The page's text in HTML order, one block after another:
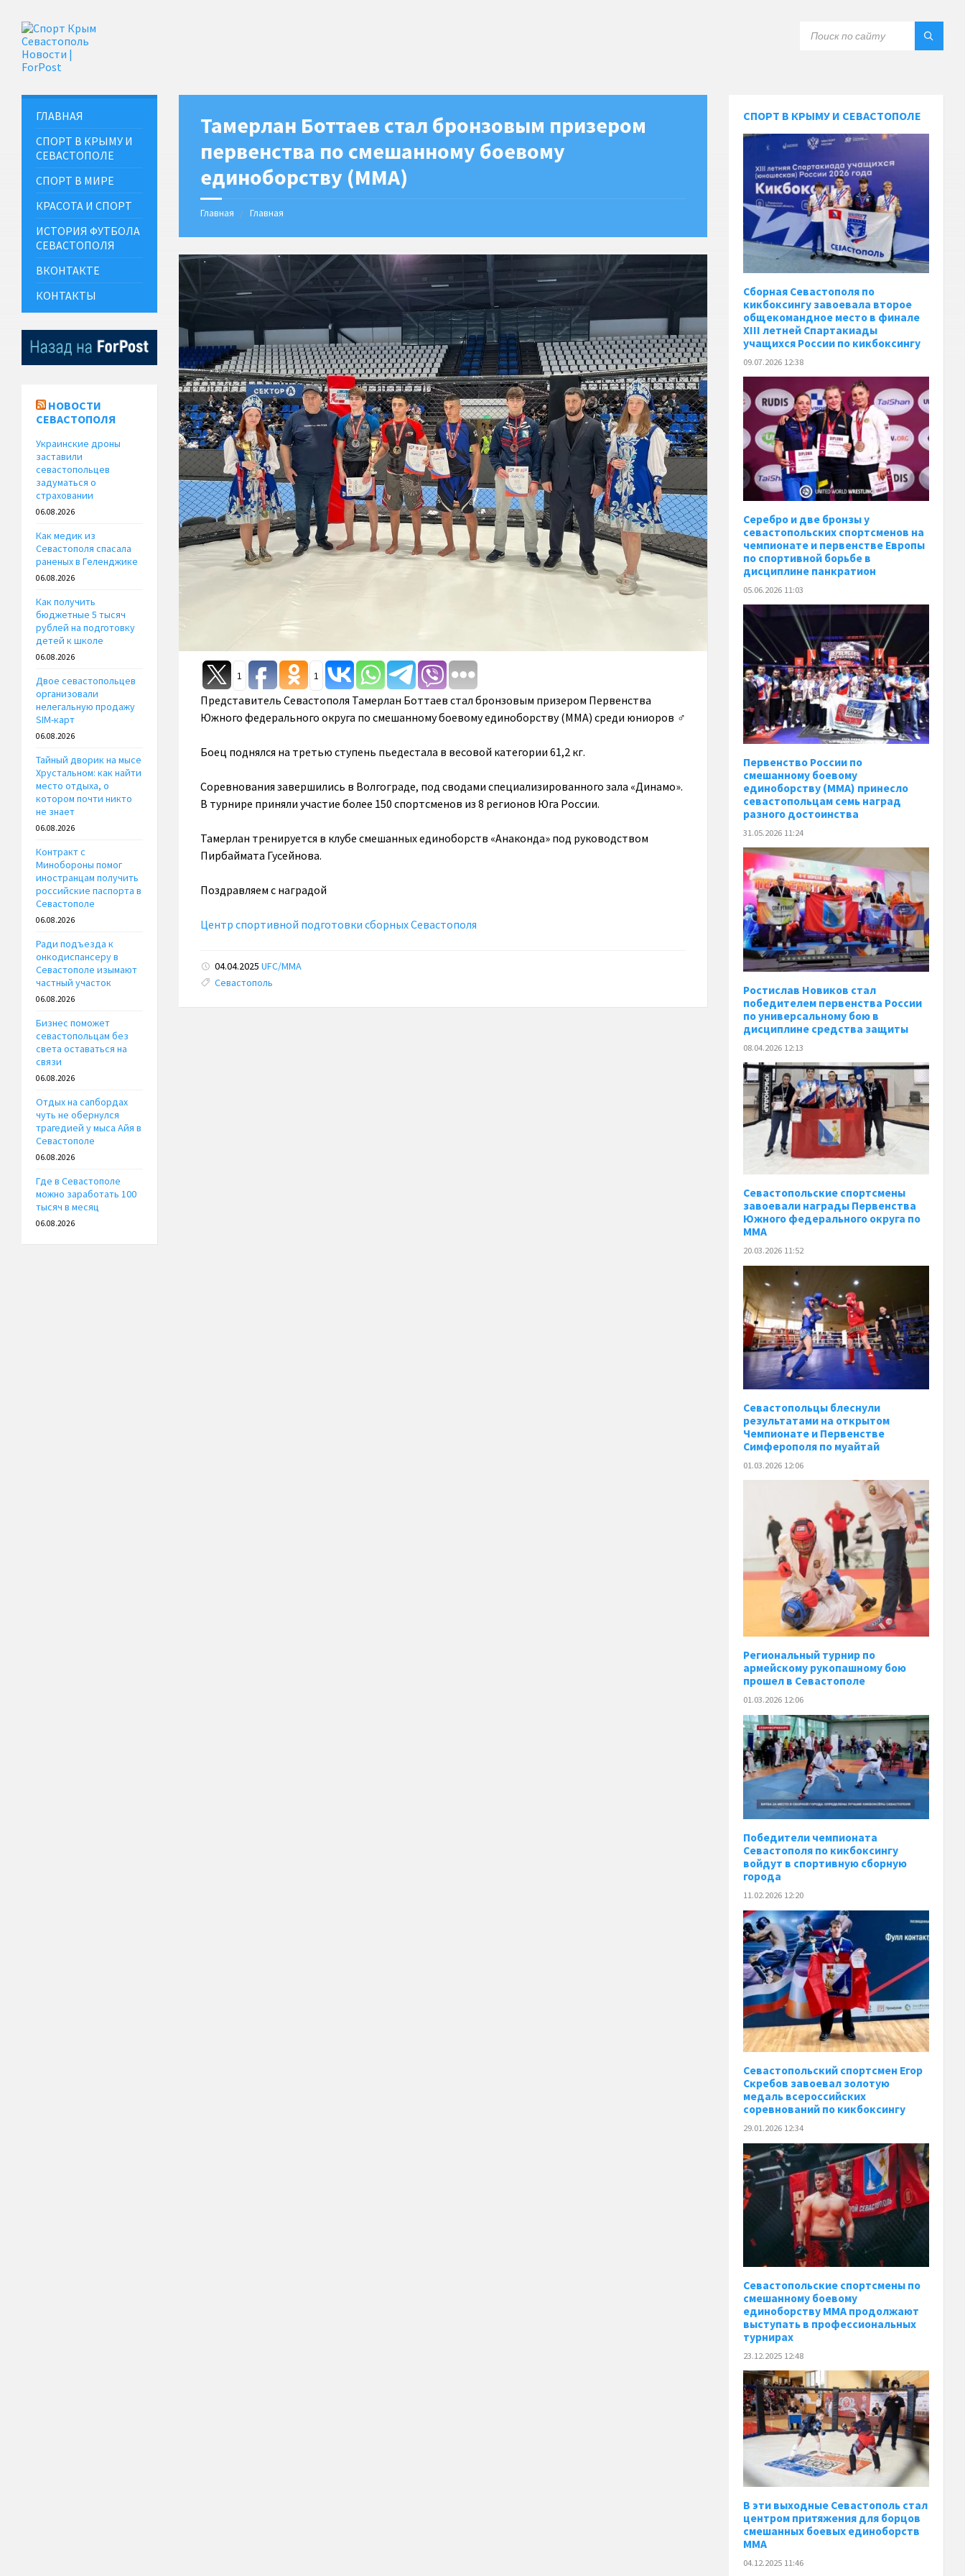
Тамерлан Боттаев стал бронзовым призером
первенства по смешанному боевому
единоборству (ММА)
Главная Главная
1 1
Представитель Севастополя Тамерлан Боттаев стал бронзовым призером Первенства
Южного федерального округа по смешанному боевому единоборству (ММА) среди юниоров ‍♂
Боец поднялся на третью ступень пьедестала в весовой категории 61,2 кг.
Соревнования завершились в Волгограде, под сводами специализированного зала «Динамо».
В турнире приняли участие более 150 спортсменов из 8 регионов Юга России.
Тамерлан тренируется в клубе смешанных единоборств «Анаконда» под руководством
Пирбаймата Гусейнова.
Поздравляем с наградой
Центр спортивной подготовки сборных Севастополя
04.04.2025 UFC/ММА
Tags:
Севастополь
ГЛАВНАЯ
СПОРТ В КРЫМУ И
СЕВАСТОПОЛЕ
СПОРТ В МИРЕ
КРАСОТА И СПОРТ
ИСТОРИЯ ФУТБОЛА
СЕВАСТОПОЛЯ
ВКОНТАКТЕ
КОНТАКТЫ
НОВОСТИ
СЕВАСТОПОЛЯ
Украинские дроны
заставили
севастопольцев
задуматься о
страховании
06.08.2026
Как медик из
Севастополя спасала
раненых в Геленджике
06.08.2026
Как получить
бюджетные 5 тысяч
рублей на подготовку
детей к школе
06.08.2026
Двое севастопольцев
организовали
нелегальную продажу
SIM-карт
06.08.2026
Тайный дворик на мысе
Хрустальном: как найти
место отдыха, о
котором почти никто
не знает
06.08.2026
Контракт с
Минобороны помог
иностранцам получить
российские паспорта в
Севастополе
06.08.2026
Ради подъезда к
онкодиспансеру в
Севастополе изымают
частный участок
06.08.2026
Бизнес поможет
севастопольцам без
света оставаться на
связи
06.08.2026
Отдых на сапбордах
чуть не обернулся
трагедией у мыса Айя в
Севастополе
06.08.2026
Где в Севастополе
можно заработать 100
тысяч в месяц
06.08.2026
СПОРТ В КРЫМУ И СЕВАСТОПОЛЕ
Сборная Севастополя по
кикбоксингу завоевала второе
общекомандное место в финале
XIII летней Спартакиады
учащихся России по кикбоксингу
09.07.2026 12:38
Серебро и две бронзы у
севастопольских спортсменов на
чемпионате и первенстве Европы
по спортивной борьбе в
дисциплине панкратион
05.06.2026 11:03
Первенство России по
смешанному боевому
единоборству (ММА) принесло
севастопольцам семь наград
разного достоинства
31.05.2026 11:24
Ростислав Новиков стал
победителем первенства России
по универсальному бою в
дисциплине средства защиты
08.04.2026 12:13
Севастопольские спортсмены
завоевали награды Первенства
Южного федерального округа по
ММА
20.03.2026 11:52
Севастопольцы блеснули
результатами на открытом
Чемпионате и Первенстве
Симферополя по муайтай
01.03.2026 12:06
Региональный турнир по
армейскому рукопашному бою
прошел в Севастополе
01.03.2026 12:06
Победители чемпионата
Севастополя по кикбоксингу
войдут в спортивную сборную
города
11.02.2026 12:20
Севастопольский спортсмен Егор
Скребов завоевал золотую
медаль всероссийских
соревнований по кикбоксингу
29.01.2026 12:34
Севастопольские спортсмены по
смешанному боевому
единоборству ММА продолжают
выступать в профессиональных
турнирах
23.12.2025 12:48
В эти выходные Севастополь стал
центром притяжения для борцов
смешанных боевых единоборств
ММА
04.12.2025 11:46